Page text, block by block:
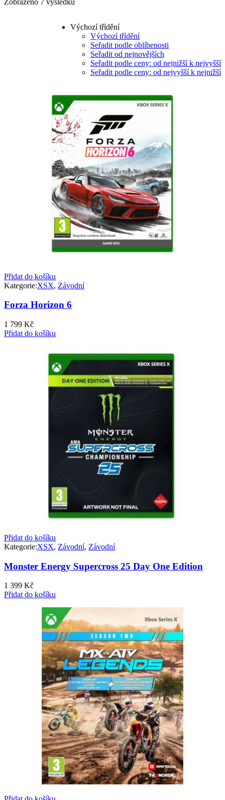
Výchozí třídění
Výchozí třídění
Seřadit podle oblíbenosti
Seřadit od nejnovějších
Seřadit podle ceny: od nejnižší k nejvyšší
Seřadit podle ceny: od nejvyšší k nejnižší
Přidat do košíku
Kategorie:XSX, Závodní
Forza Horizon 6
1 799 Kč
Přidat do košíku
Přidat do košíku
Kategorie:XSX, Závodní, Závodní
Monster Energy Supercross 25 Day One Edition
1 399 Kč
Přidat do košíku